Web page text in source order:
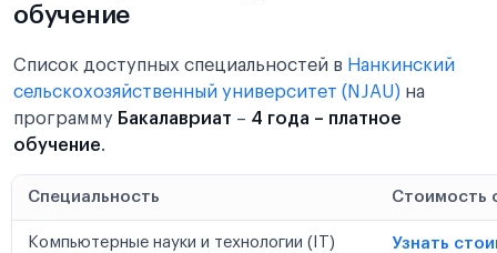
обучение
Список доступных специальностей в Нанкинский
сельскохозяйственный университет (NJAU) на
программу Бакалавриат – 4 года – платное
обучение.
Специальность Стоимость
Компьютерные науки и технологии (IT) Узнать